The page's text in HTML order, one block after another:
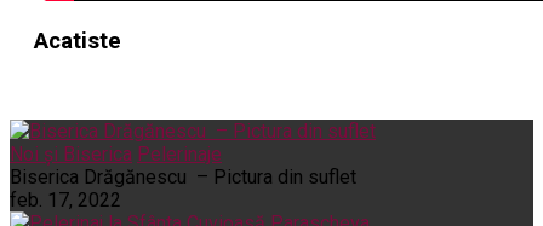
Acatiste
Noi și Biserica Pelerinaje
Biserica Drăgănescu – Pictura din suflet
feb. 17, 2022